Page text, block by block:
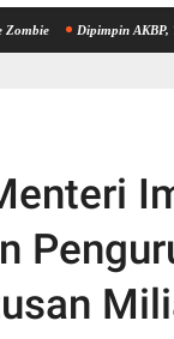
Dipimpin AKBP, Tim